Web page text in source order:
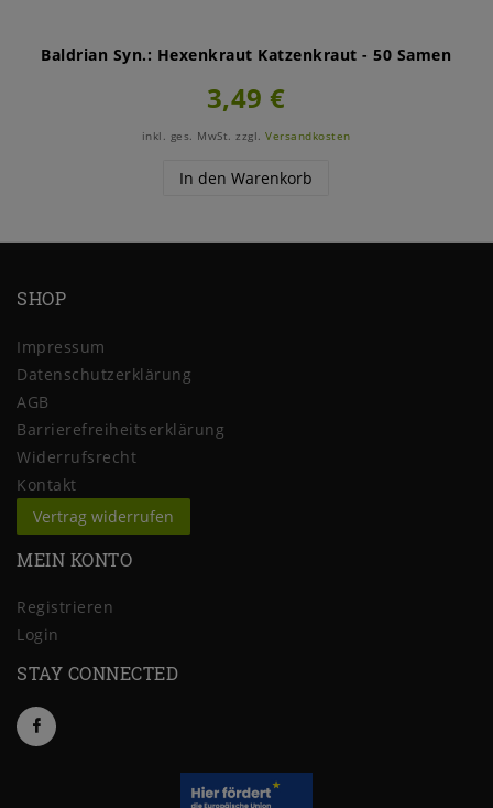
Baldrian Syn.: Hexenkraut Katzenkraut - 50 Samen
3,49 €
inkl. ges. MwSt. zzgl.Versandkosten
In den Warenkorb
SHOP
Impressum
Daten­schutz­erklärung
AGB
Barrierefreiheitserklärung
Widerrufs­recht
Kontakt
Vertrag widerrufen
MEIN KONTO
Registrieren
Login
STAY CONNECTED